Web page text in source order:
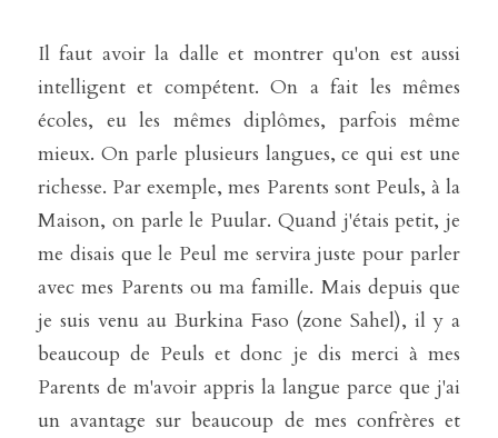
Il faut avoir la dalle et montrer qu'on est aussi
intelligent et compétent. On a fait les mêmes
écoles, eu les mêmes diplômes, parfois même
mieux. On parle plusieurs langues, ce qui est une
richesse. Par exemple, mes Parents sont Peuls, à la
Maison, on parle le Puular. Quand j'étais petit, je
me disais que le Peul me servira juste pour parler
avec mes Parents ou ma famille. Mais depuis que
je suis venu au Burkina Faso (zone Sahel), il y a
beaucoup de Peuls et donc je dis merci à mes
Parents de m'avoir appris la langue parce que j'ai
un avantage sur beaucoup de mes confrères et